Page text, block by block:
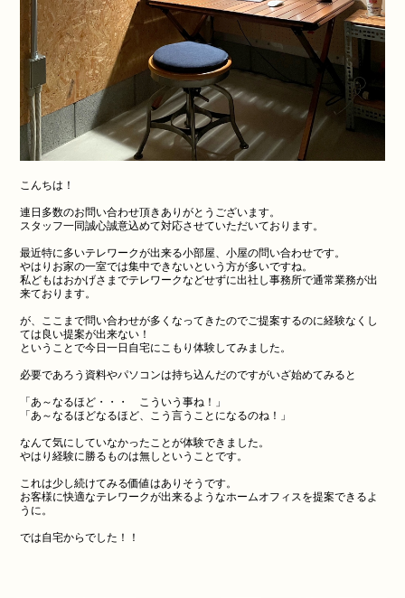
こんちは！
連日多数のお問い合わせ頂きありがとうございます。
スタッフ一同誠心誠意込めて対応させていただいております。
最近特に多いテレワークが出来る小部屋、小屋の問い合わせです。
やはりお家の一室では集中できないという方が多いですね。
私どもはおかげさまでテレワークなどせずに出社し事務所で通常業務が出
来ております。
が、ここまで問い合わせが多くなってきたのでご提案するのに経験なくし
ては良い提案が出来ない！
ということで今日一日自宅にこもり体験してみました。
必要であろう資料やパソコンは持ち込んだのですがいざ始めてみると
「あ～なるほど・・・ こういう事ね！」
「あ～なるほどなるほど、こう言うことになるのね！」
なんて気にしていなかったことが体験できました。
やはり経験に勝るものは無しということです。
これは少し続けてみる価値はありそうです。
お客様に快適なテレワークが出来るようなホームオフィスを提案できるよ
うに。
では自宅からでした！！